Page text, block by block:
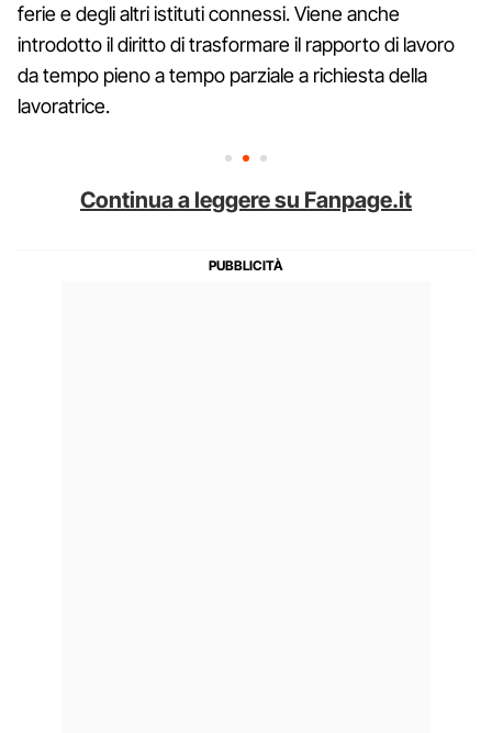
ferie e degli altri istituti connessi. Viene anche
introdotto il diritto di trasformare il rapporto di lavoro
da tempo pieno a tempo parziale a richiesta della
lavoratrice.
Continua a leggere su Fanpage.it